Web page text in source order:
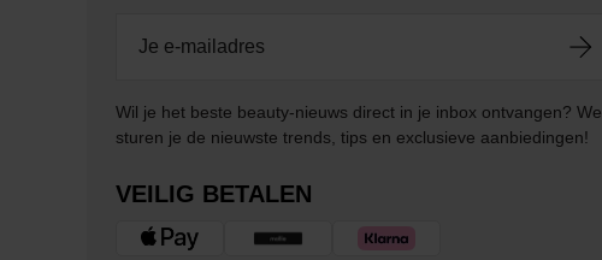
Wil je het beste beauty-nieuws direct in je inbox ontvangen? We
sturen je de nieuwste trends, tips en exclusieve aanbiedingen!
VEILIG BETALEN